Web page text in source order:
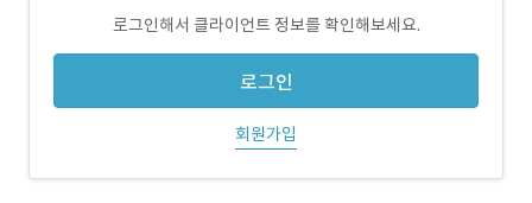
로그인해서 클라이언트 정보를 확인해보세요.
로그인
회원가입